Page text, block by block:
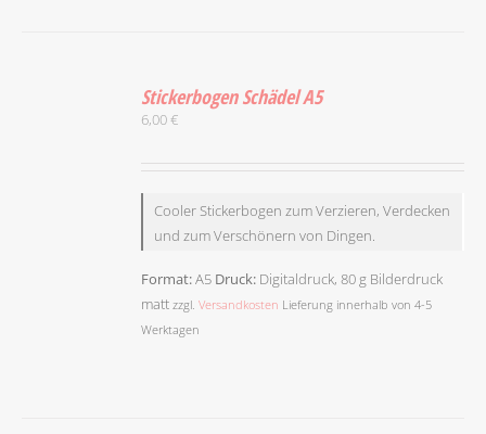
Stickerbogen Schädel A5
6,00€
Cooler Stickerbogen zum Verzieren, Verdecken
und zum Verschönern von Dingen.
Format:A5 Druck: Digitaldruck, 80 g Bilderdruck
mattzzgl.Versandkosten Lieferung innerhalb von 4-5
Werktagen